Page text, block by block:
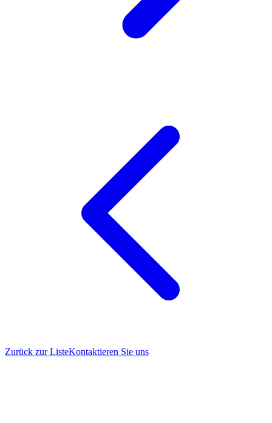
Zurück zur ListeKontaktieren Sie uns